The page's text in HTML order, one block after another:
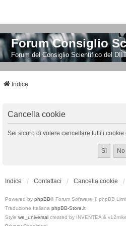
Forum Consiglio
Forum del Consiglio Scientifico del
Indice
Cancella cookie
Sei sicuro di volere cancellare tutti i
Indice Contattaci Cancella cookie
Powered by phpBB® Forum Software © phpBB
Traduzione Italiana phpBB-Store.it
Style we_universal created by INVENTEA & v12mike